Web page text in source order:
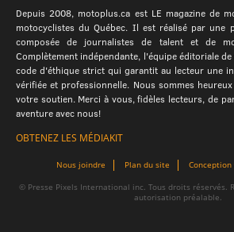
Depuis 2008, motoplus.ca est LE magazine de
motocyclistes du Québec. Il est réalisé par une
composée de journalistes de talent et de
Complètement indépendante, l'équipe éditoriale
code d'éthique strict qui garantit au lecteur une
vérifiée et professionnelle. Nous sommes
votre soutien. Merci à vous, fidèles lecteurs, de
aventure avec nous!
OBTENEZ LES MÉDIAKIT
Nous joindre Plan du site Conception
© Presse Pixels International inc. Tous droits réservés.
autorisation préalable.